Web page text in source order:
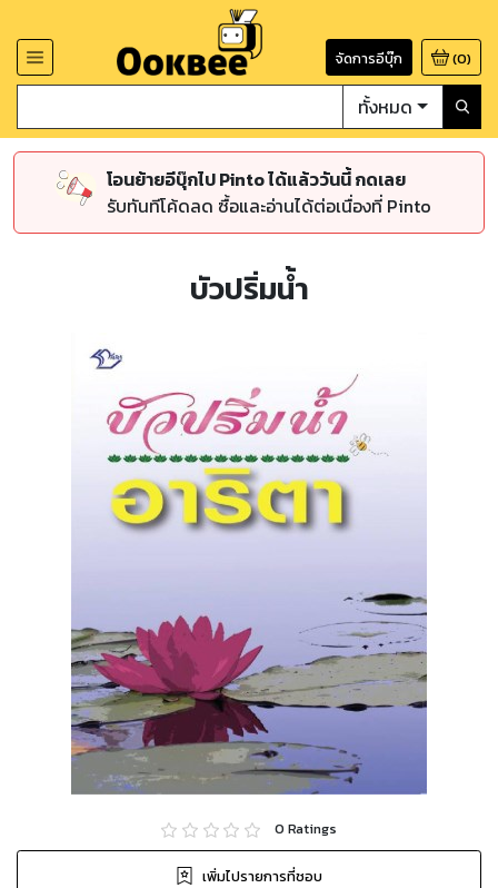
จัดการอีบุ๊ก (0)
ทั้งหมด
โอนย้ายอีบุ๊กไป Pinto ได้แล้ววันนี้ กดเลย
รับทันทีโค้ดลด ซื้อและอ่านได้ต่อเนื่องที่ Pinto
บัวปริ่มน้ำ
0 Ratings
เพิ่มไปรายการที่ชอบ